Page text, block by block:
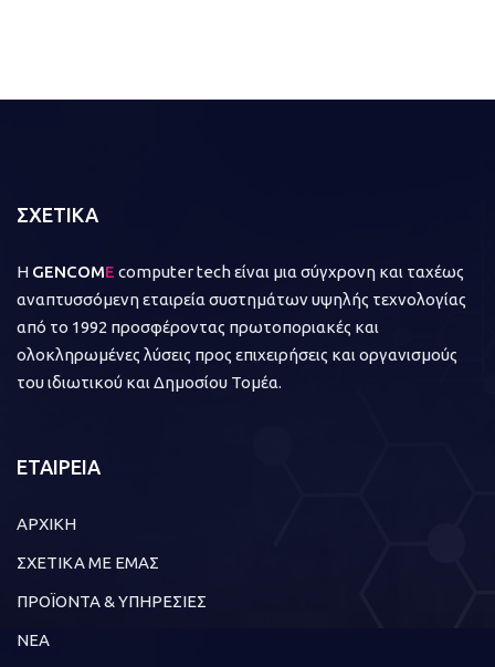
ΣΧΕΤΙΚΑ
Η GENCOME computer tech είναι μια σύγχρονη και ταχέως
αναπτυσσόμενη εταιρεία συστημάτων υψηλής τεχνολογίας
από το 1992 προσφέροντας πρωτοποριακές και
ολοκληρωμένες λύσεις προς επιχειρήσεις και οργανισμούς
του ιδιωτικού και Δημοσίου Τομέα.
ΕΤΑΙΡΕΙΑ
ΑΡΧΙΚΗ
ΣΧΕΤΙΚΑ ΜΕ ΕΜΑΣ
ΠΡΟΪΟΝΤΑ & ΥΠΗΡΕΣΙΕΣ
ΝΕΑ